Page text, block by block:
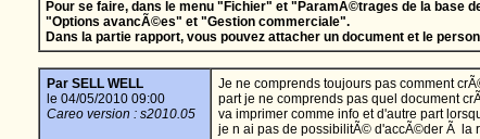
Pour se faire, dans le menu "Fichier" et "ParamÃ©trages de la base
"Options avancÃ©es" et "Gestion commerciale".
Dans la partie rapport, vous pouvez attacher un document et le
Par SELL WELL
le 04/05/2010 09:00
Careo version : s2010.05
Je ne comprends toujours pas comment
part je ne comprends pas quel document
va imprimer comme info et d'autre part
je n ai pas de possibilitÃ© d'accÃ©der Ã la